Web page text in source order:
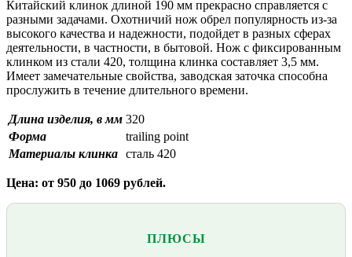
Китайский клинок длиной 190 мм прекрасно справляется с
разными задачами. Охотничий нож обрел популярность из-за
высокого качества и надежности, подойдет в разных сферах
деятельности, в частности, в бытовой. Нож с фиксированным
клинком из стали 420, толщина клинка составляет 3,5 мм.
Имеет замечательные свойства, заводская заточка способна
прослужить в течение длительного времени.
Длина изделия, в мм 320
Форма
trailing point
Материалы клинка сталь 420
Цена: от 950 до 1069 рублей.
ПЛЮСЫ